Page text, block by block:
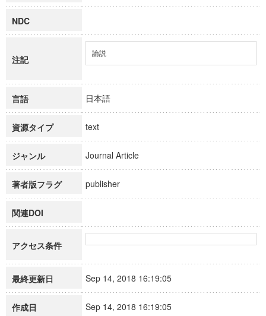
NDC
注記
論説
言語 日本語
資源タイプ text
ジャンル Journal Article
著者版フラグ publisher
関連DOI
アクセス条件
最終更新日 Sep 14, 2018 16:19:05
作成日 Sep 14, 2018 16:19:05